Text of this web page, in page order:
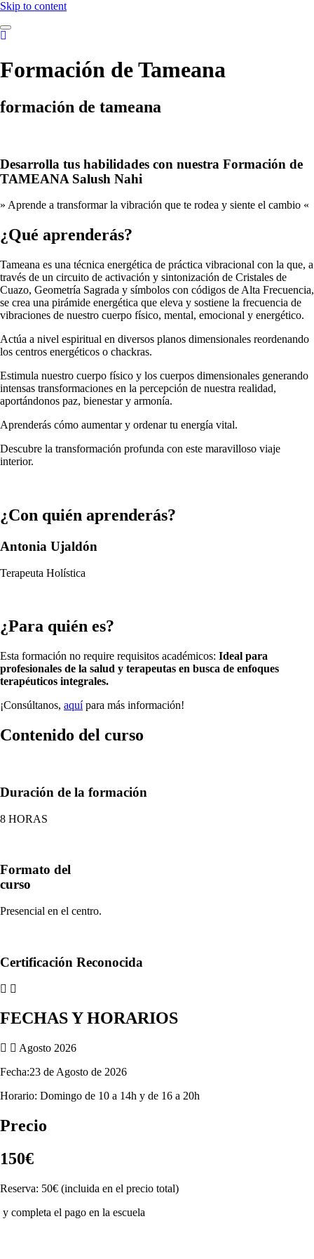
Skip to content
Formación de Tameana
formación de tameana
Desarrolla tus habilidades con nuestra Formación de
TAMEANA Salush Nahi
» Aprende a transformar la vibración que te rodea y siente el cambio «
¿Qué aprenderás?
Tameana es una técnica energética de práctica vibracional con la que, a
través de un circuito de activación y sintonización de Cristales de
Cuazo, Geometría Sagrada y símbolos con códigos de Alta Frecuencia,
se crea una pirámide energética que eleva y sostiene la frecuencia de
vibraciones de nuestro cuerpo físico, mental, emocional y energético.
Actúa a nivel espiritual en diversos planos dimensionales reordenando
los centros energéticos o chackras.
Estimula nuestro cuerpo físico y los cuerpos dimensionales generando
intensas transformaciones en la percepción de nuestra realidad,
aportándonos paz, bienestar y armonía.
Aprenderás cómo aumentar y ordenar tu energía vital.
Descubre la transformación profunda con este maravilloso viaje
interior.
¿Con quién aprenderás?
Antonia Ujaldón
Terapeuta Holística
¿Para quién es?
Esta formación no require requisitos académicos: Ideal para
profesionales de la salud y terapeutas en busca de enfoques
terapéuticos integrales.
¡Consúltanos, aquípara más información!
Contenido del curso
Duración de la formación
8 HORAS
Formato del
curso
Presencial en el centro.
Certificación Reconocida
FECHAS Y HORARIOS
Agosto 2026
Fecha:23 de Agosto de 2026
Horario: Domingo de 10 a 14h y de 16 a 20h
Precio
150€
Reserva: 50€ (incluida en el precio total)
y completa el pago en la escuela